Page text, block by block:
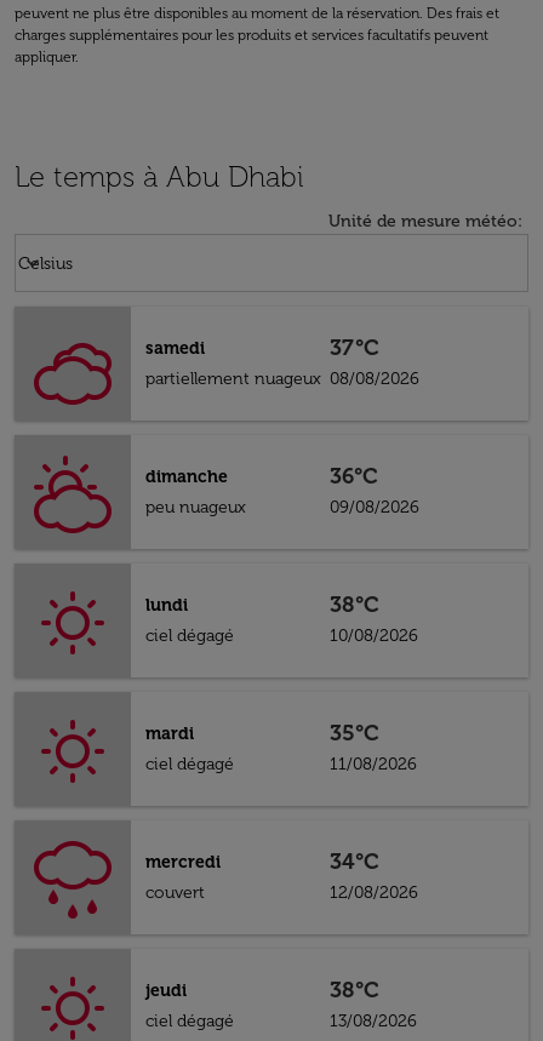
peuvent ne plus être disponibles au moment de la réservation. Des frais et
charges supplémentaires pour les produits et services facultatifs peuvent
appliquer.
Le temps à Abu Dhabi
Unité de mesure météo:
Celsius
keyboard_arrow_down
samedi
partiellement nuageux
37°C
08/08/2026
dimanche
peu nuageux
36°C
09/08/2026
lundi
ciel dégagé
38°C
10/08/2026
mardi
ciel dégagé
35°C
11/08/2026
mercredi
couvert
34°C
12/08/2026
jeudi
ciel dégagé
38°C
13/08/2026